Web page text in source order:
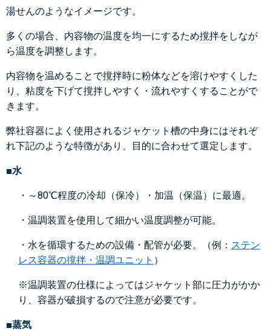
湯せんのようなイメージです。
多くの場合、内容物の温度を均一にするため撹拌をしなが
ら温度を調整します。
内容物を温めることで撹拌時に粉体などを溶けやすくした
り、粘度を下げて撹拌しやすく・流れやすくすることがで
きます。
弊社容器によく使用されるジャケット槽の中身にはそれぞ
れ下記のような特徴があり、目的に合わせて選定します。
■水
・～80℃程度の冷却（保冷）・加温（保温）に最適。
・温調装置を使用して細かい温度調整が可能。
・水を循環するための設備・配管が必要。（例： ステン
レス容器の撹拌・温調ユニット ）
※温調装置の仕様によってはジャケット部に圧力がかか
り、容器が破損するので注意が必要です。
■蒸気